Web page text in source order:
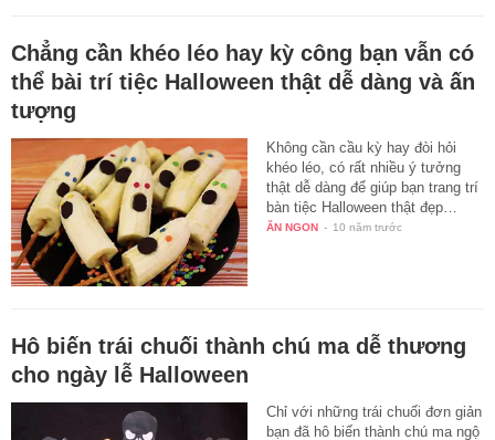
Chẳng cần khéo léo hay kỳ công bạn vẫn có
thể bài trí tiệc Halloween thật dễ dàng và ấn
tượng
Không cần cầu kỳ hay đòi hỏi
khéo léo, có rất nhiều ý tưởng
thật dễ dàng để giúp bạn trang trí
bàn tiệc Halloween thật đẹp…
ĂN NGON - 10 năm trước
Hô biến trái chuối thành chú ma dễ thương
cho ngày lễ Halloween
Chỉ với những trái chuối đơn giản
bạn đã hô biến thành chú ma ngộ